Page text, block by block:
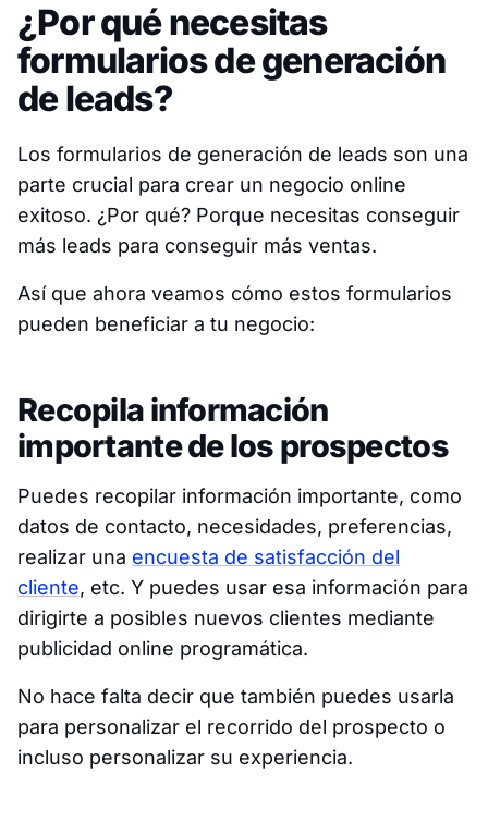
¿Por qué necesitas
formularios de generación
de leads?
Los formularios de generación de leads son una
parte crucial para crear un negocio online
exitoso. ¿Por qué? Porque necesitas conseguir
más leads para conseguir más ventas.
Así que ahora veamos cómo estos formularios
pueden beneficiar a tu negocio:
Recopila información
importante de los prospectos
Puedes recopilar información importante, como
datos de contacto, necesidades, preferencias,
realizar una encuesta de satisfacción del
cliente, etc. Y puedes usar esa información para
dirigirte a posibles nuevos clientes mediante
publicidad online programática.
No hace falta decir que también puedes usarla
para personalizar el recorrido del prospecto o
incluso personalizar su experiencia.